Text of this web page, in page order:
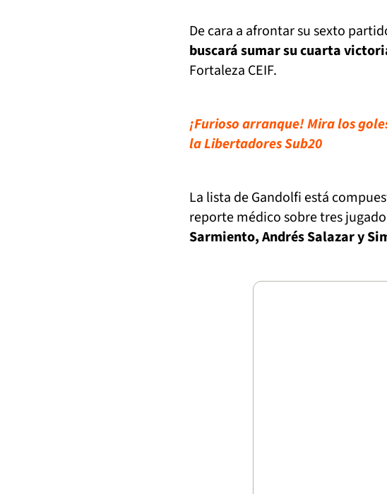
De cara a afrontar su sexto
buscará sumar su cuarta
Fortaleza CEIF.
¡Furioso arranque! Mira los
la Libertadores Sub20
La lista de Gandolfi está
reporte médico sobre tres
Sarmiento, Andrés Salazar y